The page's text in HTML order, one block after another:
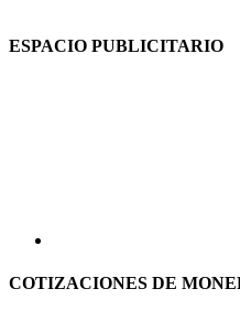
ESPACIO PUBLICITARIO
COTIZACIONES DE